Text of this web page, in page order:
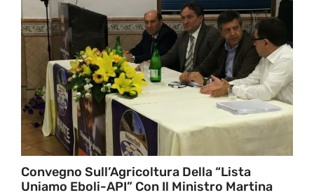
Convegno Sull’Agricoltura Della “Lista
Uniamo Eboli-API” Con Il Ministro Martina